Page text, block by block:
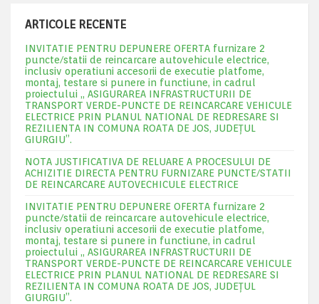
ARTICOLE RECENTE
INVITATIE PENTRU DEPUNERE OFERTA furnizare 2
puncte/statii de reincarcare autovehicule electrice,
inclusiv operatiuni accesorii de executie platfome,
montaj, testare si punere in functiune, in cadrul
proiectului „ ASIGURAREA INFRASTRUCTURII DE
TRANSPORT VERDE-PUNCTE DE REINCARCARE VEHICULE
ELECTRICE PRIN PLANUL NATIONAL DE REDRESARE SI
REZILIENTA IN COMUNA ROATA DE JOS, JUDEŢUL
GIURGIU”.
NOTA JUSTIFICATIVA DE RELUARE A PROCESULUI DE
ACHIZITIE DIRECTA PENTRU FURNIZARE PUNCTE/STATII
DE REINCARCARE AUTOVECHICULE ELECTRICE
INVITATIE PENTRU DEPUNERE OFERTA furnizare 2
puncte/statii de reincarcare autovehicule electrice,
inclusiv operatiuni accesorii de executie platfome,
montaj, testare si punere in functiune, in cadrul
proiectului „ ASIGURAREA INFRASTRUCTURII DE
TRANSPORT VERDE-PUNCTE DE REINCARCARE VEHICULE
ELECTRICE PRIN PLANUL NATIONAL DE REDRESARE SI
REZILIENTA IN COMUNA ROATA DE JOS, JUDEŢUL
GIURGIU”.